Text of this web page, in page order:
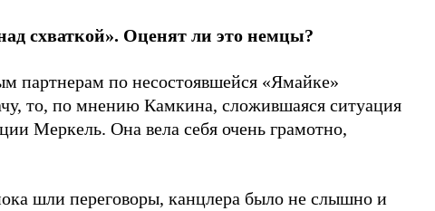
схваткой». Оценят ли это немцы?
партнерам по несостоявшейся «Ямайке»
то, по мнению Камкина, сложившаяся ситуация
Меркель. Она вела себя очень грамотно,
шли переговоры, канцлера было не слышно и